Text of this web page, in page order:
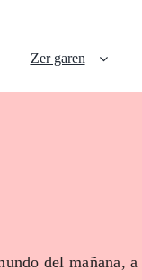
Zer garen
del mañana,